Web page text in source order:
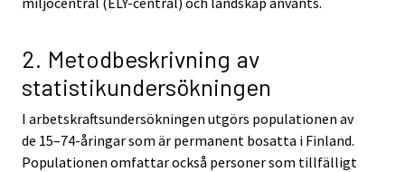
2. Metodbeskrivning av
statistikundersökningen
I arbetskraftsundersökningen utgörs populationen av
de 15–74-åringar som är permanent bosatta i Finland.
Populationen omfattar också personer som tillfälligt